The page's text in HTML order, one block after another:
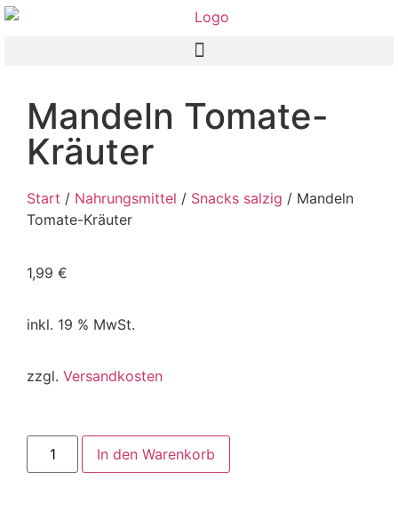
Mandeln Tomate-
Kräuter
Start / Nahrungsmittel / Snacks salzig / Mandeln
Tomate-Kräuter
1,99 €
inkl. 19 % MwSt.
zzgl. Versandkosten
In den Warenkorb